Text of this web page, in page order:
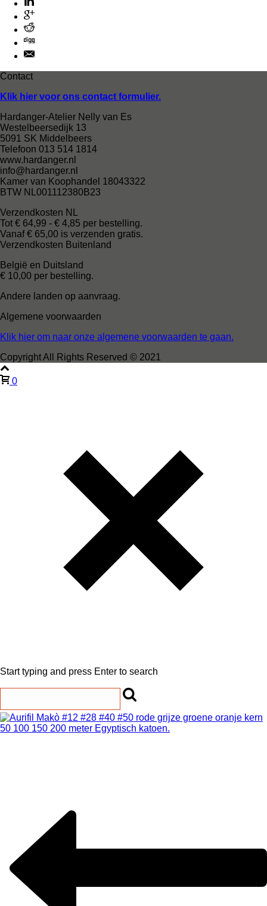
Contact
Klik hier voor ons contact formulier.
Hardanger-Atelier Nelly van Es
Westelbeersedijk 13
5091 SK Middelbeers
Telefoon 013 514 1814
www.hardanger.nl
info@hardanger.nl
Kamer van Koophandel 18043322
BTW NL001112380B23
Verzendkosten NL
Tot € 64,99 - € 4,85 per bestelling.
Vanaf € 65,00 is verzenden gratis.
Verzendkosten Buitenland
België en Duitsland
€ 10,00 per bestelling.
Andere landen op aanvraag.
Algemene voorwaarden
Klik hier om naar onze algemene voorwaarden te gaan.
Copyright All Rights Reserved © 2021
0
Start typing and press Enter to search